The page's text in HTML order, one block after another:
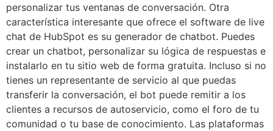
personalizar tus ventanas de conversación. Otra
característica interesante que ofrece el software de live
chat de HubSpot es su generador de chatbot. Puedes
crear un chatbot, personalizar su lógica de respuestas e
instalarlo en tu sitio web de forma gratuita. Incluso si no
tienes un representante de servicio al que puedas
transferir la conversación, el bot puede remitir a los
clientes a recursos de autoservicio, como el foro de tu
comunidad o tu base de conocimiento. Las plataformas